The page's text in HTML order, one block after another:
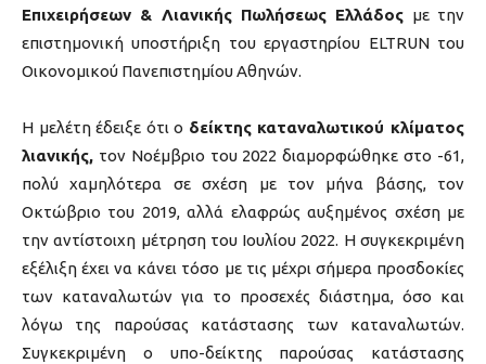
Επιχειρήσεων & Λιανικής Πωλήσεως Ελλάδος με την
επιστημονική υποστήριξη του εργαστηρίου ELTRUN του
Οικονομικού Πανεπιστημίου Αθηνών.
Η μελέτη έδειξε ότι ο δείκτης καταναλωτικού κλίματος
λιανικής, τον Νοέμβριο του 2022 διαμορφώθηκε στο -61,
πολύ χαμηλότερα σε σχέση με τον μήνα βάσης, τον
Οκτώβριο του 2019, αλλά ελαφρώς αυξημένος σχέση με
την αντίστοιχη μέτρηση του Ιουλίου 2022. Η συγκεκριμένη
εξέλιξη έχει να κάνει τόσο με τις μέχρι σήμερα προσδοκίες
των καταναλωτών για το προσεχές διάστημα, όσο και
λόγω της παρούσας κατάστασης των καταναλωτών.
Συγκεκριμένη ο υπο-δείκτης παρούσας κατάστασης